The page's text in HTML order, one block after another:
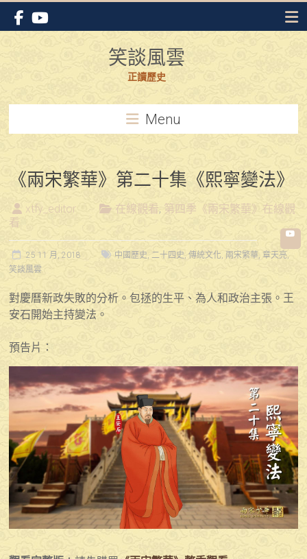
Skip
content
笑談風雲
正讀歷史
Menu
《兩宋繁華》第二十集《熙寧變法》
xtfy_editor 在線觀看, 第四季《兩宋繁華》在線觀
看
25 11 月, 2018 中國歷史,二十四史,傳統文化, 兩宋繁華,章天亮,
笑談風雲
對慶曆新政失敗的分析。包拯的生平、為人和政治主張。王
安石開始主持變法。
預告片：